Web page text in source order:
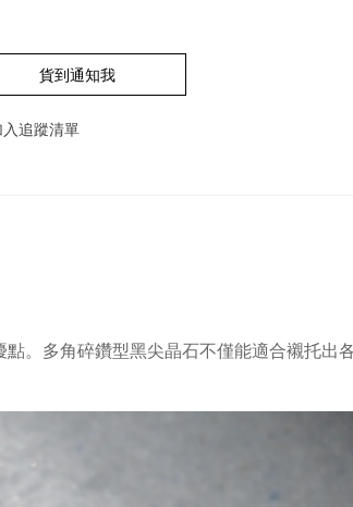
貨到通知我
入追蹤清單
。多角碎鑽型黑尖晶石不僅能適合襯托出